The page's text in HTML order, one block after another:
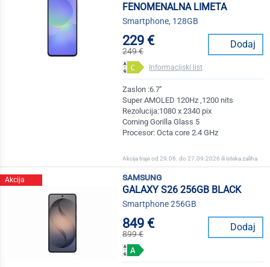
FENOMENALNA LIMETA
Smartphone, 128GB
229 €
249 €
Dodaj
Informacijski list
Zaslon :6.7''
Super AMOLED 120Hz ,1200 nits
Rezolucija:1080 x 2340 pix
Corning Gorilla Glass 5
Procesor: Octa core 2.4 GHz
Akcija traje od 29.06. do 27.09.2026 ili isteka zaliha
Akcija
samsung
GALAXY S26 256GB BLACK
Smartphone 256GB
849 €
899 €
Dodaj